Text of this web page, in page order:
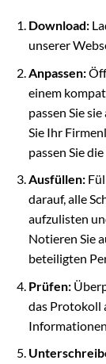
Download:
unserer
Anpassen:
einem
passen Sie
Sie Ihr
passen Sie
Ausfüllen:
darauf, alle
aufzulisten
Notieren Sie
beteiligten
Prüfen:
das Protokoll